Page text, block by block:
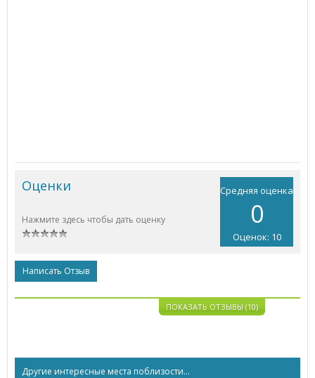
Средняя оценка
0
Оценок: 10
Оценки
Нажмите здесь чтобы дать оценку
Написать Отзыв
ПОКАЗАТЬ ОТЗЫВЫ (10)
Другие интересные места поблизости...